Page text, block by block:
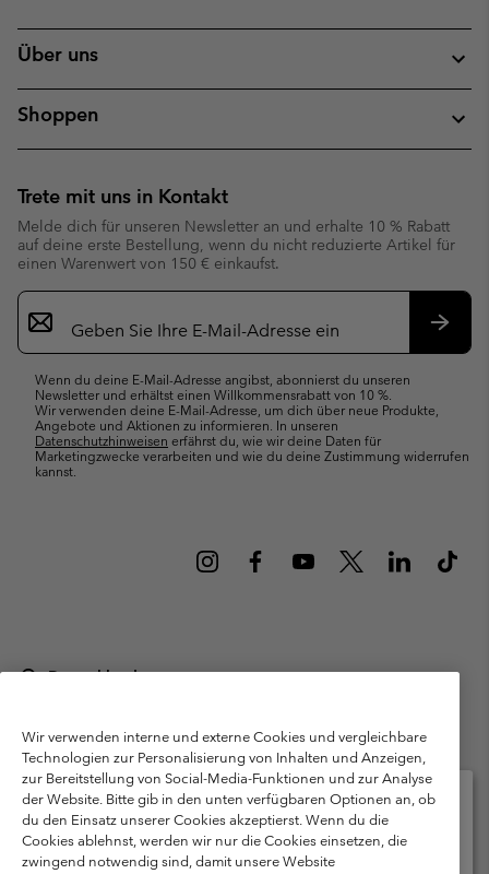
Über uns
Shoppen
Trete mit uns in Kontakt
Melde dich für unseren Newsletter an und erhalte 10 % Rabatt
auf deine erste Bestellung, wenn du nicht reduzierte Artikel für
einen Warenwert von 150 € einkaufst.
Newsletter-
Anmeldung
Wenn du deine E-Mail-Adresse angibst, abonnierst du unseren
Newsletter und erhältst einen Willkommensrabatt von 10 %.
Wir verwenden deine E-Mail-Adresse, um dich über neue Produkte,
Angebote und Aktionen zu informieren. In unseren
Datenschutzhinweisen erfährst du, wie wir deine Daten für
Marketingzwecke verarbeiten und wie du deine Zustimmung widerrufen
kannst.
Deutschland
München Deutschland. Alle Rechte vorbehalten.
Nutzungsbedingungen
Allgemeine Verkaufsbedingungen
Garantie
Datenschutzerklärung
Bestimmungen und Bedingungen des Mitglieder Programms
Nutzungsbedingungen Für Nutzergenerierte Inhalte
Wir verwenden interne und externe Cookies und vergleichbare
Technologien zur Personalisierung von Inhalten und Anzeigen,
zur Bereitstellung von Social-Media-Funktionen und zur Analyse
der Website. Bitte gib in den unten verfügbaren Optionen an, ob
du den Einsatz unserer Cookies akzeptierst. Wenn du die
Cookies ablehnst, werden wir nur die Cookies einsetzen, die
zwingend notwendig sind, damit unsere Website
Bitte wählen Sie Ihr Lieferland und Ihre Sprache